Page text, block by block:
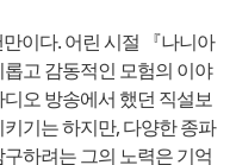
이다. 어린 시절 『나니아
고 감동적인 모험의 이야
오 방송에서 했던 직설보
기는 하지만, 다양한 종파
하려는 그의 노력은 기억